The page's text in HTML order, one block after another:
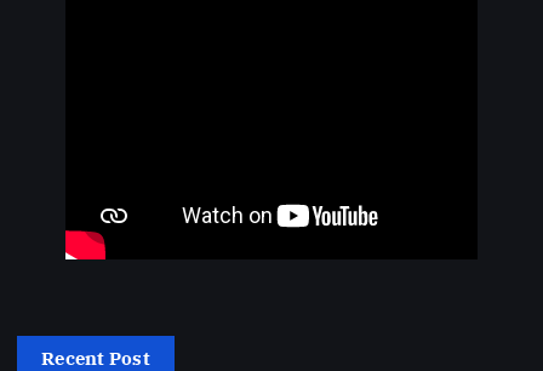
Recent Post